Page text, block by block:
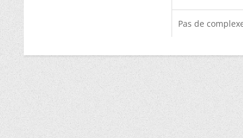
Pas de